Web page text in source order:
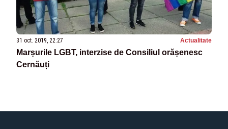
31 oct. 2019, 22:27 Actualitate
Marșurile LGBT, interzise de Consiliul orășenesc
Cernăuți